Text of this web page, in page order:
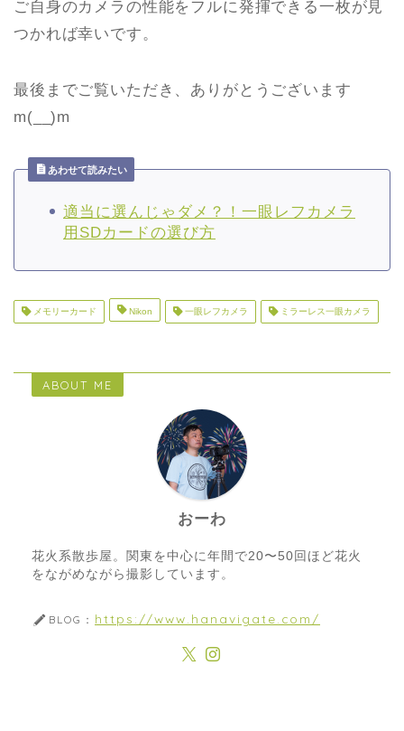
ご自身のカメラの性能をフルに発揮できる一枚が見
つかれば幸いです。
最後までご覧いただき、ありがとうございます
m(__)m
あわせて読みたい
適当に選んじゃダメ？！一眼レフカメラ
用SDカードの選び方
メモリーカード Nikon 一眼レフカメラ ミラーレス一眼カメラ
ABOUT ME
おーわ
花火系散歩屋。関東を中心に年間で20〜50回ほど花火
をながめながら撮影しています。
BLOG： https://www.hanavigate.com/